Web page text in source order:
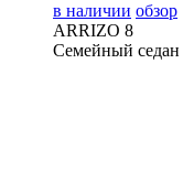
в наличии обзор
ARRIZO 8
Семейный седан